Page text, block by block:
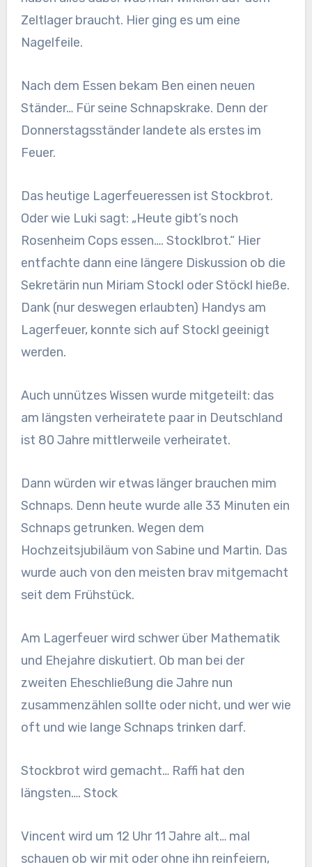
Zeltlager braucht. Hier ging es um eine
Nagelfeile.
Nach dem Essen bekam Ben einen neuen
Ständer… Für seine Schnapskrake. Denn der
Donnerstagsständer landete als erstes im
Feuer.
Das heutige Lagerfeueressen ist Stockbrot.
Oder wie Luki sagt: „Heute gibt’s noch
Rosenheim Cops essen…. Stocklbrot.“ Hier
entfachte dann eine längere Diskussion ob die
Sekretärin nun Miriam Stockl oder Stöckl hieße.
Dank (nur deswegen erlaubten) Handys am
Lagerfeuer, konnte sich auf Stockl geeinigt
werden.
Auch unnützes Wissen wurde mitgeteilt: das
am längsten verheiratete paar in Deutschland
ist 80 Jahre mittlerweile verheiratet.
Dann würden wir etwas länger brauchen mim
Schnaps. Denn heute wurde alle 33 Minuten ein
Schnaps getrunken. Wegen dem
Hochzeitsjubiläum von Sabine und Martin. Das
wurde auch von den meisten brav mitgemacht
seit dem Frühstück.
Am Lagerfeuer wird schwer über Mathematik
und Ehejahre diskutiert. Ob man bei der
zweiten Eheschließung die Jahre nun
zusammenzählen sollte oder nicht, und wer wie
oft und wie lange Schnaps trinken darf.
Stockbrot wird gemacht… Raffi hat den
längsten…. Stock
Vincent wird um 12 Uhr 11 Jahre alt… mal
schauen ob wir mit oder ohne ihn reinfeiern,